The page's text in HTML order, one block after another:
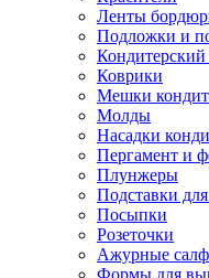
Ленты
Подложки и
Кондитерский
Коврики
Мешки
Молды
Насадки
Пергамент и
Плунжеры
Подставки
Посыпки
Розеточки
Ажурные